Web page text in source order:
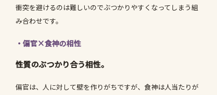
衝突を避けるのは難しいのでぶつかりやすくなってしまう組
み合わせです。
・偏官×食神の相性
性質のぶつかり合う相性。
偏官は、人に対して壁を作りがちですが、食神は人当たりが